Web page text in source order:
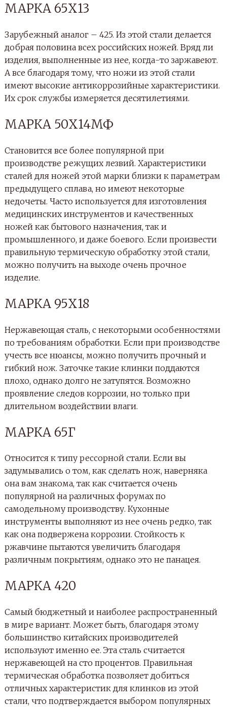
МАРКА 65Х13
Зарубежный аналог – 425. Из этой стали делается
добрая половина всех российских ножей. Вряд ли
изделия, выполненные из нее, когда-то заржавеют.
А все благодаря тому, что ножи из этой стали
имеют высокие антикоррозийные характеристики.
Их срок службы измеряется десятилетиями.
МАРКА 50Х14МФ
Становится все более популярной при
производстве режущих лезвий. Характеристики
сталей для ножей этой марки близки к параметрам
предыдущего сплава, но имеют некоторые
недочеты. Часто используется для изготовления
медицинских инструментов и качественных
ножей как бытового назначения, так и
промышленного, и даже боевого. Если произвести
правильную термическую обработку этой стали,
можно получить на выходе очень прочное
изделие.
МАРКА 95Х18
Нержавеющая сталь, с некоторыми особенностями
по требованиям обработки. Если при производстве
учесть все нюансы, можно получить прочный и
гибкий нож. Заточке такие клинки поддаются
плохо, однако долго не затупятся. Возможно
проявление следов коррозии, но только при
длительном воздействии влаги.
МАРКА 65Г
Относится к типу рессорной стали. Если вы
задумывались о том, как сделать нож, наверняка
она вам знакома, так как считается очень
популярной на различных форумах по
самодельному производству. Кухонные
инструменты выполняют из нее очень редко, так
как она подвержена коррозии. Стойкость к
ржавчине пытаются увеличить благодаря
различным покрытиям, однако это не панацея.
МАРКА 420
Самый бюджетный и наиболее распространенный
в мире вариант. Может быть, благодаря этому
большинство китайских производителей
используют именно ее. Эта сталь считается
нержавеющей на сто процентов. Правильная
термическая обработка позволяет добиться
отличных характеристик для клинков из этой
стали, что подтверждается выбором популярных